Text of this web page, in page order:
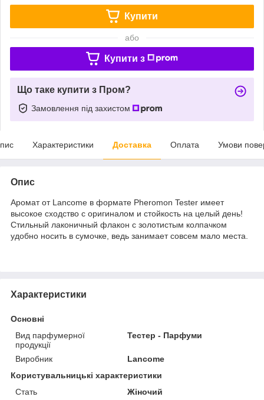
Купити
або
Купити з
Що таке купити з Пром?
Замовлення під захистом
Характеристики Доставка Оплата Умови
Опис
Аромат от Lancome в формате Pheromon Tester имеет
высокое сходство с оригиналом и стойкость на целый день!
Стильный лаконичный флакон с золотистым колпачком
удобно носить в сумочке, ведь занимает совсем мало места.
Характеристики
Основні
Вид парфумерної
продукції
Тестер - Парфуми
Виробник
Lancome
Користувальницькі характеристики
Стать
Жіночий